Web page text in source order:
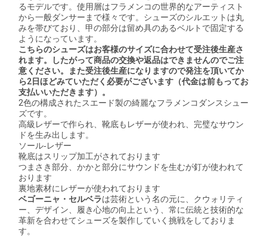
るモデルです。使用層はフラメンコの世界的なアーティスト
から一般ダンサーまで様々です。シューズのシルエットは丸
みを帯びており、甲の部分は留め具のあるベルトで固定する
ようになっています。
こちらのシューズはお客様のサイズに合わせて受注後生産さ
れます。したがって商品の交換や返品はできませんのでご注
意ください。また受注後生産になりますので発注を頂いてか
ら2日ほどみていただく必要がございます（代金は前もってお
支払いいただきます）。
2色の構成されたスエード製の綺麗なフラメンコダンスシュー
ズです。
高級レザーで作られ、靴底もレザーが使われ、完璧なサウン
ドを生み出します。
ソール‐レザー
靴底はスリップ加工がされております
つまさき部分、かかと部分にサウンドを生むが釘が使われて
おります
裏地素材にレザーが使われております
ベゴーニャ・セルベラは芸術という名の元に、クウォリティ
ー、デザイン、履き心地の向上という、常に伝統と技術的な
革新を合わせてシューズを製作していく挑戦をしておりま
す。